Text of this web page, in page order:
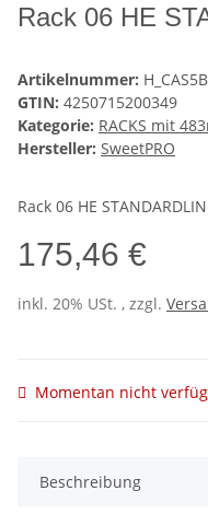
Rack 06 HE
Artikelnummer:
GTIN: 4250715200349
Kategorie: RACKS mit
Hersteller: SweetPRO
Rack 06 HE
175,46 €
inkl. 20% USt. , zzgl.
Momentan nicht
Beschreibung